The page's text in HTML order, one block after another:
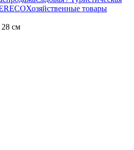
Хозяйственные товары
см